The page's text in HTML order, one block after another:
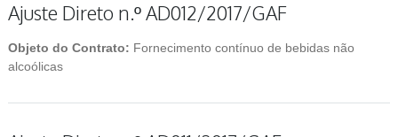
Ajuste Direto n.º AD012/2017/GAF
Objeto do Contrato: Fornecimento contínuo de bebidas não
alcoólicas